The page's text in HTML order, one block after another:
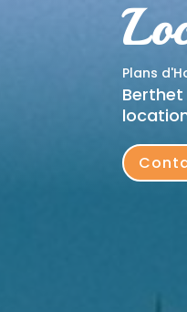
Plans